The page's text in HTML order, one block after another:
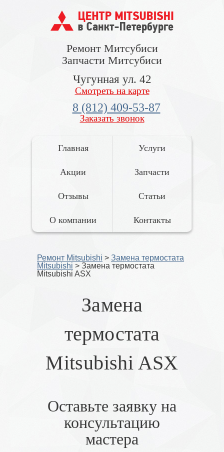
Ремонт Митсубиси
Запчасти Митсубиси
Чугунная ул. 42
Смотреть на карте
8 (812) 409-53-87
Заказать звонок
Главная
Акции
Услуги
Запчасти
Отзывы Статьи
О компании Контакты
Ремонт Mitsubishi > Замена термостата
Mitsubishi > Замена термостата
Mitsubishi ASX
Замена
термостата
Mitsubishi ASX
Оставьте заявку на
консультацию
мастера